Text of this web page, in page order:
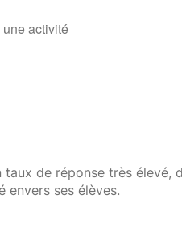
activité
de réponse très élevé,
envers ses élèves.